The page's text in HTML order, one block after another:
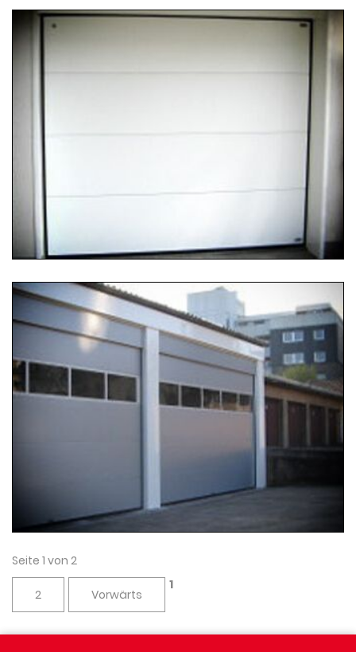
Besonders sparsam auch auf kleinstem Raum: Unsere
25.07.2019 12:45
Sektionaltoranlage
Eine Sektionaltoranlage mit ansichtsgleicher
Sturzblende und seitlicher Verkleidung aus
Seite 1 von 2
1
2 Vorwärts